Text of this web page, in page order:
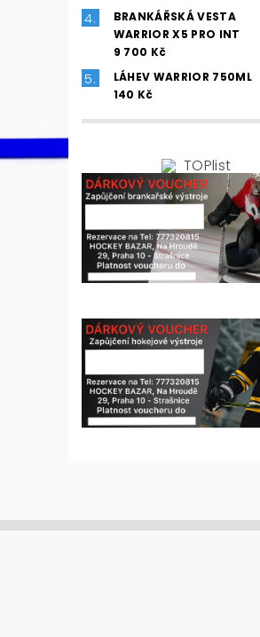
BRANKÁŘSKÁ VESTA
WARRIOR X5 PRO INT
9 700 Kč
LÁHEV WARRIOR 750ML
140 Kč